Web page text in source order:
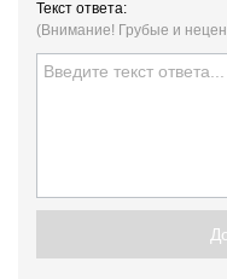
Текст ответа:
(Внимание! Грубые и